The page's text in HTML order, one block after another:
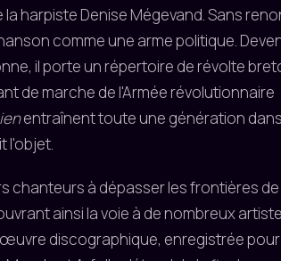
harpiste Denise Mégevand. Sans
comme une arme politique.
il porte un répertoire de révolte
de marche de l'Armée révolutionnaire
entraînent toute une génération
l'objet.
chanteurs à dépasser les frontières de
ainsi la voie à de nombreux
œuvre discographique, enregistrée